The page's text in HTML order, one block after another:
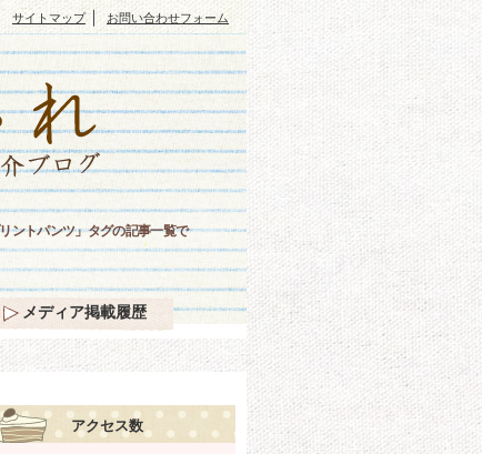
アクセス数
ントパンツ」タグの記事一覧で
サイトマップ｜ お問い合わせフォーム
メディア掲載履歴